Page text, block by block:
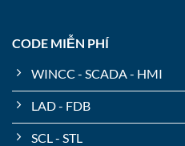
CODE MIỄN PHÍ
WINCC - SCADA - HMI
LAD - FDB
SCL - STL